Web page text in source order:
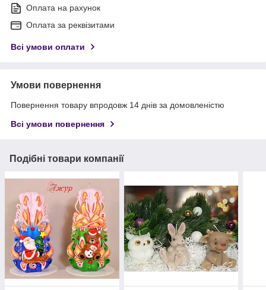
Оплата на рахунок
Оплата за реквізитами
Всі умови оплати
Умови повернення
Повернення товару впродовж 14 днів за домовленістю
Всі умови повернення
Подібні товари компанії